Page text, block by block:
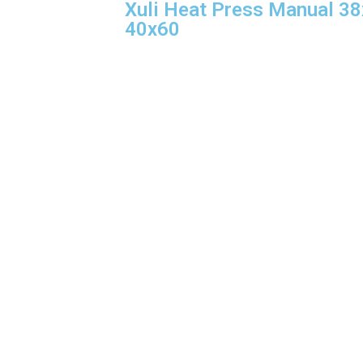
Xuli Heat Press Manual
40x60